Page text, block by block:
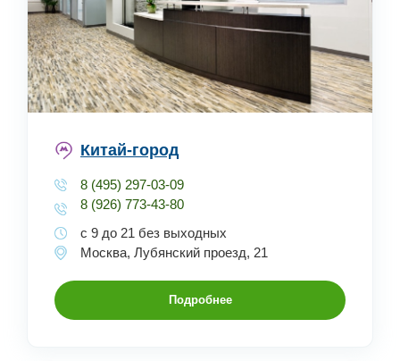
Китай-город
8 (495) 297-03-09
8 (926) 773-43-80
с 9 до 21 без выходных
Москва, Лубянский проезд, 21
Подробнее